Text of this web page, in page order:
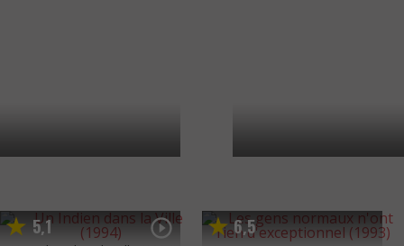
5,1 6,5